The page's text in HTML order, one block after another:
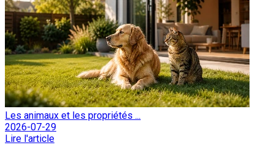
Les animaux et les propriétés ...
2026-07-29
Lire l'article